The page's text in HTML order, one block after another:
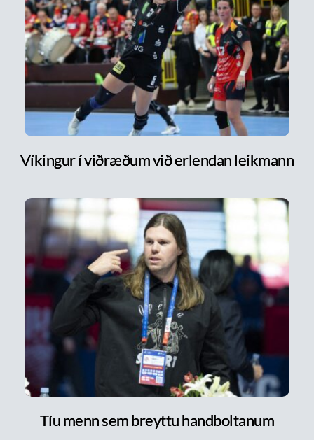
Víkingur í viðræðum við erlendan leikmann
Tíu menn sem breyttu handboltanum